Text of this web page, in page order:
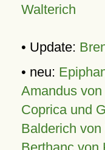
Walterich
• Update:
• neu:
Amandus
Coprica und
Balderich von